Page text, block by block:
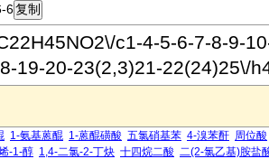
6
c1-4-5-6-7-8-9-
19-20-23(2,3)21-22(24)25\/
1-氨基蒽醌 1-蒽醌磺酸 五氯硝基苯 4-溴苯酐 周位酸
-1-醇 1,4-二氯-2-丁炔 十四烷二酸 二(2-氯乙基)胺盐